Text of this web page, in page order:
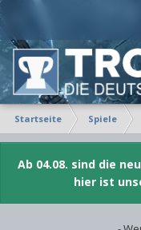
Startseite Spiele
Ab 04.08. sind die
hier ist